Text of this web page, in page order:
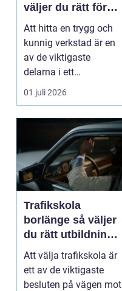
väljer du rätt för
din bil
Att hitta en trygg och
kunnig verkstad är en
av de viktigaste
delarna i ett
problemfritt bilägande.
01 juli 2026
Trafikskola
borlänge så väljer
du rätt utbildning
mot körkort
Att välja trafikskola är
ett av de viktigaste
besluten på vägen mot